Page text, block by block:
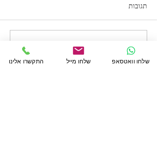
קסם האקראיות בציור
תגובות
התקשרו אלינו שלחו מייל שלחו וואטסאפ